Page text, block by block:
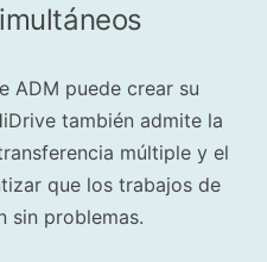
ADM puede crear su
también admite la
múltiple y el
que los trabajos de
sin problemas.